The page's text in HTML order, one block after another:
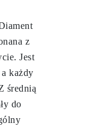
z
Jest
każdy
średnią
do